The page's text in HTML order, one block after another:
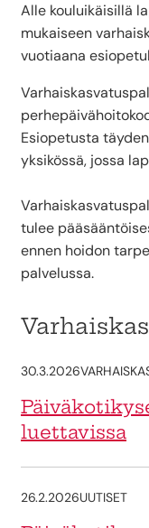
Alle kouluikäisillä
mukaiseen
vuotiaana
Esiopetusta
yksikössä, jossa
tulee
ennen hoidon
palvelussa.
30.3.2026
luettavissa
26.2.2026UUTISET